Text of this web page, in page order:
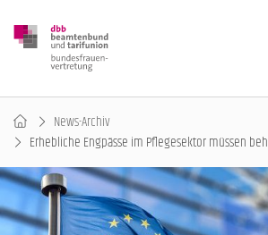
News-Archiv
Erhebliche Engpässe im Pflegesektor müssen